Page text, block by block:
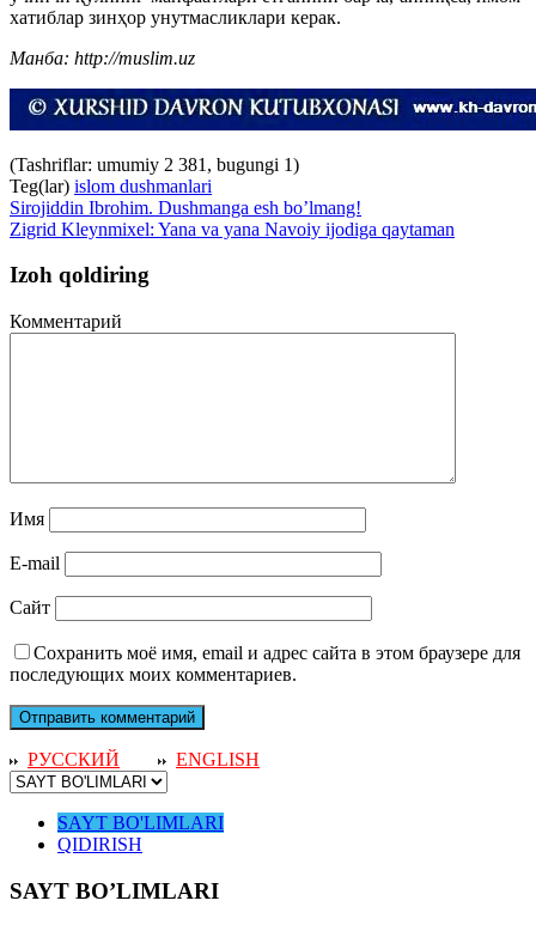
хатиблар зинҳор унутмасликлари керак.
Манба: http://muslim.uz
(Tashriflar: umumiy 2 381, bugungi 1)
Teg(lar) islom dushmanlari
Sirojiddin Ibrohim. Dushmanga esh bo’lmang!
Zigrid Kleynmixel: Yana va yana Navoiy ijodiga qaytaman
Izoh qoldiring
Комментарий
Имя
E-mail
Сайт
Сохранить моё имя, email и адрес сайта в этом браузере для
последующих моих комментариев.
РУССКИЙ ENGLISH
SAYT BO'LIMLARI
QIDIRISH
SAYT BO’LIMLARI